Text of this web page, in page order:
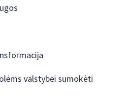
valstybei sumokėti